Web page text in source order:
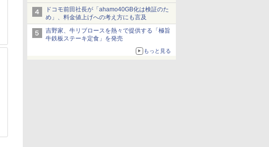
ドコモ前田社長が「ahamo40GB化は検証のた
め」、料金値上げへの考え方にも言及
吉野家、牛リブロースを熱々で提供する「極旨
牛鉄板ステーキ定食」を発売
もっと見る